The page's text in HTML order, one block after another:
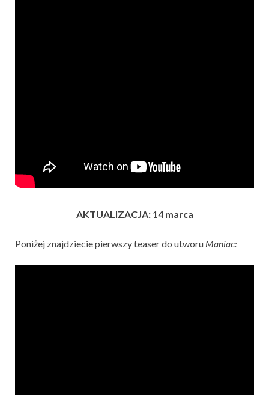
AKTUALIZACJA: 14 marca
Poniżej znajdziecie pierwszy teaser do utworu Maniac: